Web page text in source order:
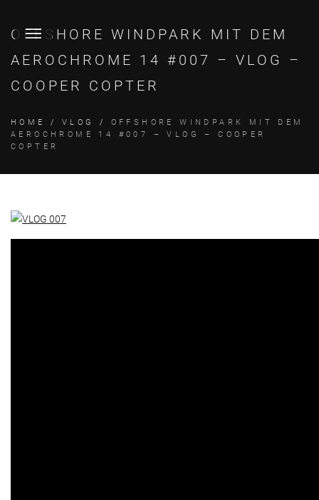
OFFSHORE WINDPARK MIT DEM
AEROCHROME 14 #007 – VLOG –
COOPER COPTER
HOME / VLOG / OFFSHORE WINDPARK MIT DEM
AEROCHROME 14 #007 – VLOG – COOPER
COPTER